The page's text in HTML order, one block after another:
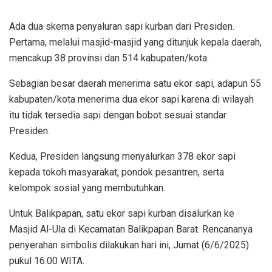
Ada dua skema penyaluran sapi kurban dari Presiden.
Pertama, melalui masjid-masjid yang ditunjuk kepala daerah,
mencakup 38 provinsi dan 514 kabupaten/kota.
Sebagian besar daerah menerima satu ekor sapi, adapun 55
kabupaten/kota menerima dua ekor sapi karena di wilayah
itu tidak tersedia sapi dengan bobot sesuai standar
Presiden.
Kedua, Presiden langsung menyalurkan 378 ekor sapi
kepada tokoh masyarakat, pondok pesantren, serta
kelompok sosial yang membutuhkan.
Untuk Balikpapan, satu ekor sapi kurban disalurkan ke
Masjid Al-Ula di Kecamatan Balikpapan Barat. Rencananya
penyerahan simbolis dilakukan hari ini, Jumat (6/6/2025)
pukul 16.00 WITA.